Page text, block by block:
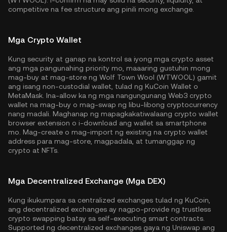
competitive na fee structure ang pinili mong exchange.
Mga Crypto Wallet
Kung security at ganap na kontrol sa iyong mga crypto asset
ang mga pangunahing priority mo, maaaring gustuhin mong
mag-buy at mag-store ng Wolf Town Wool (WTWOOL) gamit
ang isang non-custodial wallet, tulad ng KuCoin Wallet o
MetaMask. Ina-allow ka ng mga nangungunang Web3 crypto
wallet na mag-buy o mag-swap ng libu-libong cryptocurrency
nang madali. Maghanap ng mapagkakatiwalaang crypto wallet
browser extension o i-download ang wallet sa smartphone
mo. Mag-create o mag-import ng existing na crypto wallet
address para mag-store, magpadala, at tumanggap ng
crypto at NFTs.
Mga Decentralized Exchange (Mga DEX)
Kung ikukumpara sa centralized exchanges tulad ng KuCoin,
ang decentralized exchanges ay nagpo-provide ng trustless
crypto swapping batay sa self-executing smart contracts.
Supported ng decentralized exchanges gaya ng Uniswap ang